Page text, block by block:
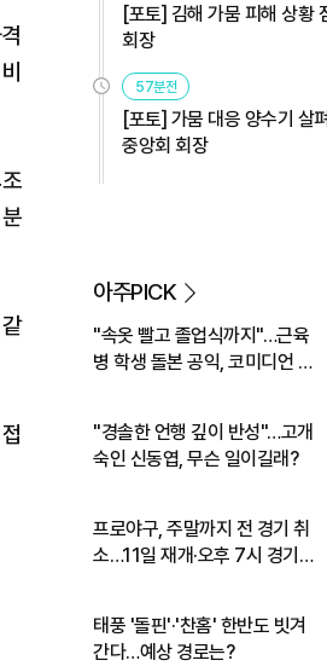
[포토] 김해 가뭄 피해 상황
회장
57분전
[포토] 가뭄 대응 양수기 살
중앙회 회장
아주PICK
"속옷 빨고 졸업식까지"…근육
병 학생 돌본 공익, 코미디언 김
"경솔한 언행 깊이 반성"…고개
숙인 신동엽, 무슨 일이길래?
프로야구, 주말까지 전 경기 취
소…11일 재개·오후 7시 경기
태풍 '돌핀'·'찬홈' 한반도 빗겨
간다…예상 경로는?